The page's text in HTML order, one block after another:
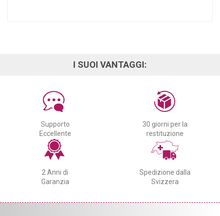
I SUOI VANTAGGI:
Supporto
Eccellente
30 giorni per la
restituzione
2 Anni di
Garanzia
Spedizione dalla
Svizzera